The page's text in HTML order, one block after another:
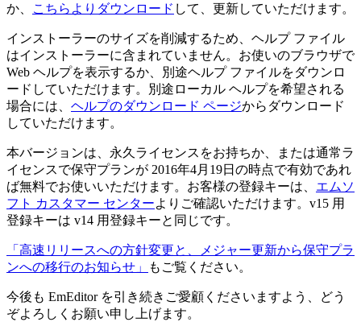
か、
こちらよりダウンロード して、更新していただけます。
インストーラーのサイズを削減するため、ヘルプ ファイル
はインストーラーに含まれていません。お使いのブラウザで
Web ヘルプを表示するか、別途ヘルプ ファイルをダウンロ
ードしていただけます。別途ローカル ヘルプを希望される
場合には、 ヘルプのダウンロード ページからダウンロード
していただけます。
本バージョンは、永久ライセンスをお持ちか、または通常ラ
イセンスで保守プランが 2016年4月19日の時点で有効であれ
ば無料でお使いいただけます。お客様の登録キーは、 エムソ
フト カスタマー センターよりご確認いただけます。v15 用
登録キーは v14 用登録キーと同じです。
「高速リリースへの方針変更と、メジャー更新から保守プラ
ンへの移行のお知らせ」
もご覧ください。
今後も EmEditor を引き続きご愛顧くださいますよう、どう
ぞよろしくお願い申し上げます。